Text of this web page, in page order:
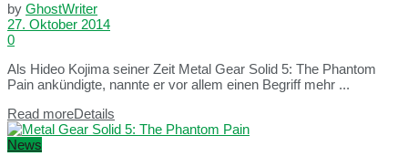
by GhostWriter
27. Oktober 2014
0
Als Hideo Kojima seiner Zeit Metal Gear Solid 5: The Phantom
Pain ankündigte, nannte er vor allem einen Begriff mehr ...
Read moreDetails
News